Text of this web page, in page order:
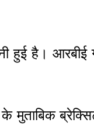
हुई है। आरबीई
मुताबिक